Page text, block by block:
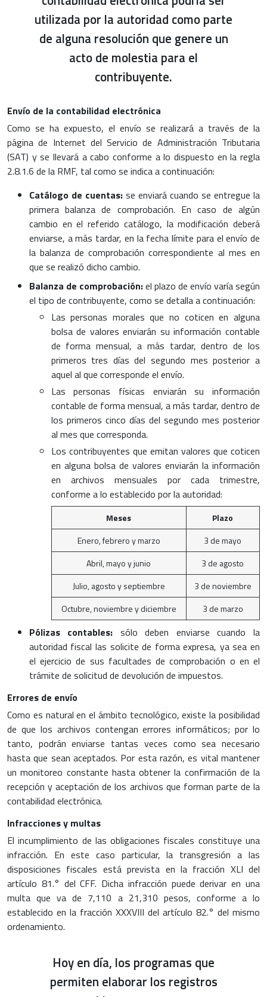
utilizada por la autoridad como parte
de alguna resolución que genere un
acto de molestia para el
contribuyente.
Envío de la contabilidad electrónica
Como se ha expuesto, el envío se realizará a través de la
página de Internet del Servicio de Administración Tributaria
(SAT) y se llevará a cabo conforme a lo dispuesto en la regla
2.8.1.6 de la RMF, tal como se indica a continuación:
Catálogo de cuentas: se enviará cuando se entregue la
primera balanza de comprobación. En caso de algún
cambio en el referido catálogo, la modificación deberá
enviarse, a más tardar, en la fecha límite para el envío de
la balanza de comprobación correspondiente al mes en
que se realizó dicho cambio.
Balanza de comprobación:el plazo de envío varía según
el tipo de contribuyente, como se detalla a continuación:
Las personas morales que no coticen en alguna
bolsa de valores enviarán su información contable
de forma mensual, a más tardar, dentro de los
primeros tres días del segundo mes posterior a
aquel al que corresponde el envío.
Las personas físicas enviarán su información
contable de forma mensual, a más tardar, dentro de
los primeros cinco días del segundo mes posterior
al mes que corresponda.
Los contribuyentes que emitan valores que coticen
en alguna bolsa de valores enviarán la información
en archivos mensuales por cada trimestre,
conforme a lo establecido por la autoridad:
Meses
Plazo
Enero, febrero y marzo
3 de mayo
Abril, mayo y junio
3 de agosto
Julio, agosto y septiembre
3 de noviembre
Octubre, noviembre y diciembre
3 de marzo
Pólizas contables: sólo deben enviarse cuando la
autoridad fiscal las solicite de forma expresa, ya sea en
el ejercicio de sus facultades de comprobación o en el
trámite de solicitud de devolución de impuestos.
Errores de envío
Como es natural en el ámbito tecnológico, existe la posibilidad
de que los archivos contengan errores informáticos; por lo
tanto, podrán enviarse tantas veces como sea necesario
hasta que sean aceptados. Por esta razón, es vital mantener
un monitoreo constante hasta obtener la confirmación de la
recepción y aceptación de los archivos que forman parte de la
contabilidad electrónica.
Infracciones y multas
El incumplimiento de las obligaciones fiscales constituye una
infracción. En este caso particular, la transgresión a las
disposiciones fiscales está prevista en la fracción XLI del
artículo 81.° del CFF. Dicha infracción puede derivar en una
multa que va de 7,110 a 21,310 pesos, conforme a lo
establecido en la fracción XXXVIII del artículo 82.° del mismo
ordenamiento.
Hoy en día, los programas que
permiten elaborar los registros